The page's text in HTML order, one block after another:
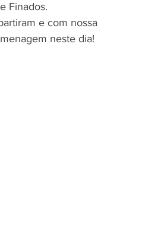
Segurança Pública
Finados.
e com nossa
neste dia!